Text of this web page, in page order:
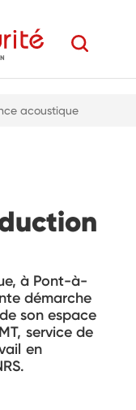
acoustique
à Pont-à-
démarche
son espace
service de
en